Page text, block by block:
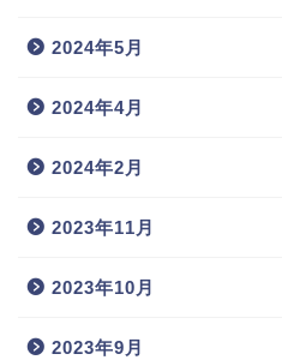
2024年5月
2024年4月
2024年2月
2023年11月
2023年10月
2023年9月